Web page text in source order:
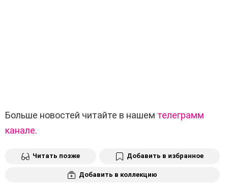
Больше новостей читайте в нашем телеграмм
канале.
Читать позже Добавить в избранное
Добавить в коллекцию